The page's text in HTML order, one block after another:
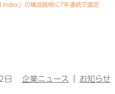
」の構成銘柄に7年連続で選定
日 企業ニュース お知らせ